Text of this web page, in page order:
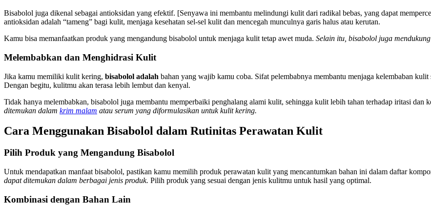
Bisabolol juga dikenal sebagai antioksidan yang efektif. [Senyawa ini membantu melindungi kulit dari radikal bebas, yang dapat
antioksidan adalah “tameng” bagi kulit, menjaga kesehatan sel-sel kulit dan mencegah munculnya garis halus atau kerutan.
Kamu bisa memanfaatkan produk yang mengandung bisabolol untuk menjaga kulit tetap awet muda. Selain itu, bisabolol juga
Melembabkan dan Menghidrasi Kulit
Jika kamu memiliki kulit kering, bisabolol adalah bahan yang wajib kamu coba. Sifat pelembabnya membantu menjaga kelembaban
Dengan begitu, kulitmu akan terasa lebih lembut dan kenyal.
Tidak hanya melembabkan, bisabolol juga membantu memperbaiki penghalang alami kulit, sehingga kulit lebih tahan terhadap iritasi dan
ditemukan dalam krim malam atau serum yang diformulasikan untuk kulit kering.
Cara Menggunakan Bisabolol dalam Rutinitas Perawatan Kulit
Pilih Produk yang Mengandung Bisabolol
Untuk mendapatkan manfaat bisabolol, pastikan kamu memilih produk perawatan kulit yang mencantumkan bahan ini dalam daftar
dapat ditemukan dalam berbagai jenis produk. Pilih produk yang sesuai dengan jenis kulitmu untuk hasil yang optimal.
Kombinasi dengan Bahan Lain